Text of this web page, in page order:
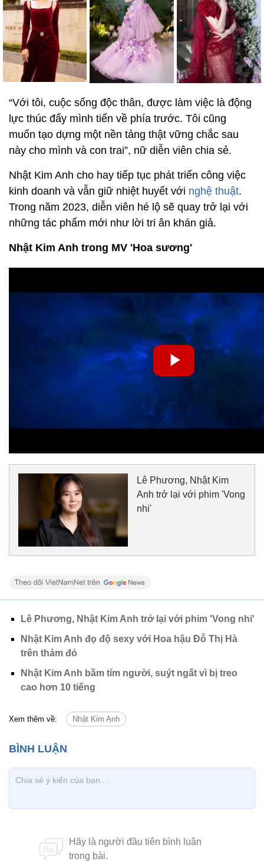
“Với tôi, cuộc sống độc thân, được làm việc là động
lực thúc đẩy mình tiến về phía trước. Tôi cũng
muốn tạo dựng một nền tảng thật vững chắc sau
này cho mình và con trai”, nữ diễn viên chia sẻ.
Nhật Kim Anh cho hay tiếp tục phát triển công việc
kinh doanh và vẫn giữ nhiệt huyết với nghệ thuật.
Trong năm 2023, diễn viên hé lộ sẽ quay trở lại với
những tác phẩm mới như lời tri ân khán giả.
Nhật Kim Anh trong MV 'Hoa sương'
Lê Phương, Nhật Kim
Anh trở lại với phim 'Vong
nhi'
Lê Phương, Nhật Kim Anh trở lại với phim 'Vong nhi'
Nhật Kim Anh đọ độ sexy với Hoa hậu Đỗ Thị Hà
trên thảm đỏ
Nhật Kim Anh bầm tím người, suýt ngất vì bị treo
cao hơn 10 tiếng
Xem thêm về: Nhật Kim Anh